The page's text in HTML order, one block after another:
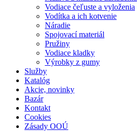
Vodiace čeľuste a vyloženia
Vodítka a ich kotvenie
Náradie
Spojovací materiál
Pružiny
Vodiace kladky
Výrobky z gumy
Služby
Katalóg
Akcie, novinky
Bazár
Kontakt
Cookies
Zásady OOÚ